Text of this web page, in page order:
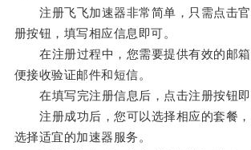
注册飞飞加速器非常简单，只需点击官
册按钮，填写相应信息即可。
在注册过程中，您需要提供有效的邮箱
便接收验证邮件和短信。
在填写完注册信息后，点击注册按钮即
注册成功后，您可以选择相应的套餐，
选择适宜的加速器服务。